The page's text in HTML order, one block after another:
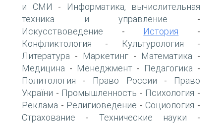
и СМИ -
Информатика, вычислительная
техника и управление -
Искусствоведение - История -
Конфликтология - Культурология -
Литература - Маркетинг - Математика -
Медицина - Менеджмент - Педагогика -
Политология - Право России -
Право
України - Промышленность - Психология -
Реклама - Религиоведение - Социология -
Страхование - Технические науки -